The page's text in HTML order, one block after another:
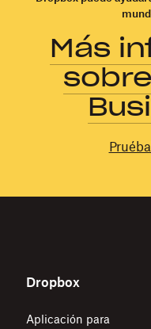
Más
Dropbox
Aplicación para